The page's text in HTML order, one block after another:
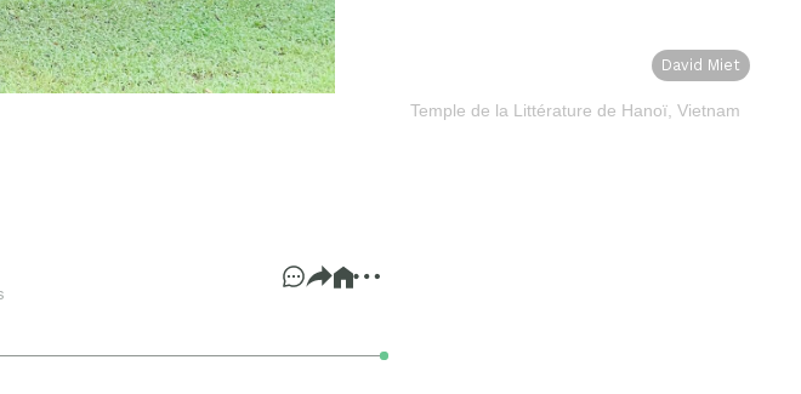
David Miet
Temple de la Littérature de Hanoï, Vietnam